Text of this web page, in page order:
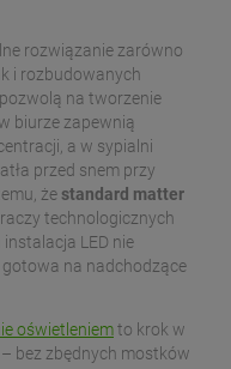
rozwiązanie zarówno
i rozbudowanych
na tworzenie
biurze zapewnią
a w sypialni
przed snem przy
że standard matter
technologicznych
LED nie
gotowa na nadchodzące
oświetleniemto krok w
bez zbędnych mostków